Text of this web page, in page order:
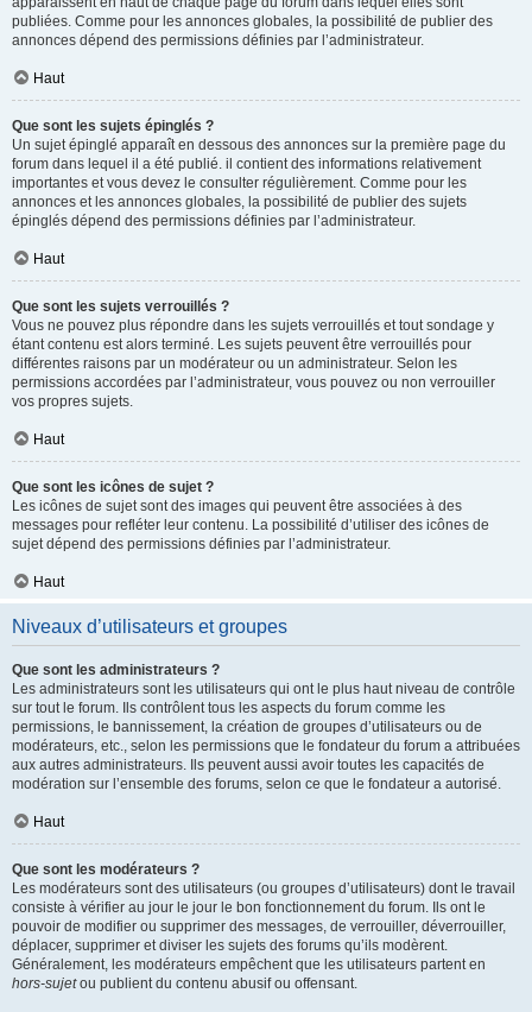
publiées. Comme pour les annonces globales, la possibilité de publier des
annonces dépend des permissions définies par l’administrateur.
Haut
Que sont les sujets épinglés ?
Un sujet épinglé apparaît en dessous des annonces sur la première page du
forum dans lequel il a été publié. il contient des informations relativement
importantes et vous devez le consulter régulièrement. Comme pour les
annonces et les annonces globales, la possibilité de publier des sujets
épinglés dépend des permissions définies par l’administrateur.
Haut
Que sont les sujets verrouillés ?
Vous ne pouvez plus répondre dans les sujets verrouillés et tout sondage y
étant contenu est alors terminé. Les sujets peuvent être verrouillés pour
différentes raisons par un modérateur ou un administrateur. Selon les
permissions accordées par l’administrateur, vous pouvez ou non verrouiller
vos propres sujets.
Haut
Que sont les icônes de sujet ?
Les icônes de sujet sont des images qui peuvent être associées à des
messages pour refléter leur contenu. La possibilité d’utiliser des icônes de
sujet dépend des permissions définies par l’administrateur.
Haut
Niveaux d’utilisateurs et groupes
Que sont les administrateurs ?
Les administrateurs sont les utilisateurs qui ont le plus haut niveau de contrôle
sur tout le forum. Ils contrôlent tous les aspects du forum comme les
permissions, le bannissement, la création de groupes d’utilisateurs ou de
modérateurs, etc., selon les permissions que le fondateur du forum a attribuées
aux autres administrateurs. Ils peuvent aussi avoir toutes les capacités de
modération sur l’ensemble des forums, selon ce que le fondateur a autorisé.
Haut
Que sont les modérateurs ?
Les modérateurs sont des utilisateurs (ou groupes d’utilisateurs) dont le travail
consiste à vérifier au jour le jour le bon fonctionnement du forum. Ils ont le
pouvoir de modifier ou supprimer des messages, de verrouiller, déverrouiller,
déplacer, supprimer et diviser les sujets des forums qu’ils modèrent.
Généralement, les modérateurs empêchent que les utilisateurs partent en
hors-sujetou publient du contenu abusif ou offensant.